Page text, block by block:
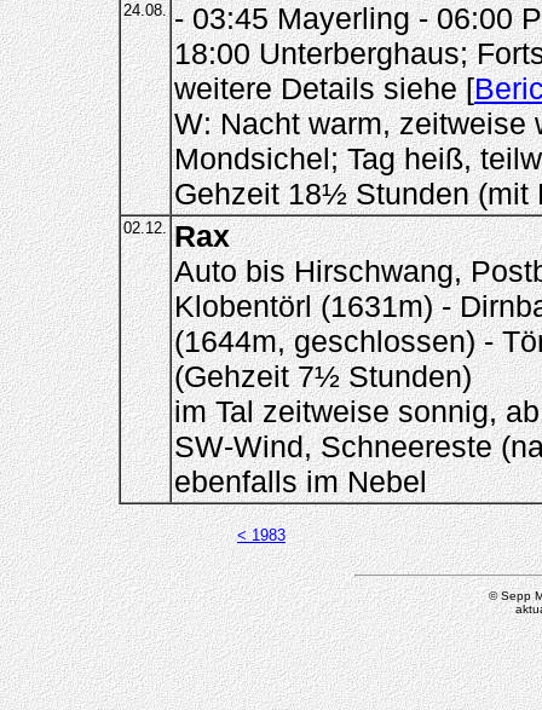
24.08. - 03:45 Mayerling - 06:00
18:00 Unterberghaus;
weitere Details siehe [
W: Nacht warm, zeitweise
Mondsichel; Tag heiß,
Gehzeit 18½ Stunden (mit
02.12. Rax
Auto bis Hirschwang,
Klobentörl (1631m) -
(1644m, geschlossen) -
(Gehzeit 7½ Stunden)
im Tal zeitweise sonnig,
SW-Wind, Schneereste
ebenfalls im Nebel
< 1983
© Sepp